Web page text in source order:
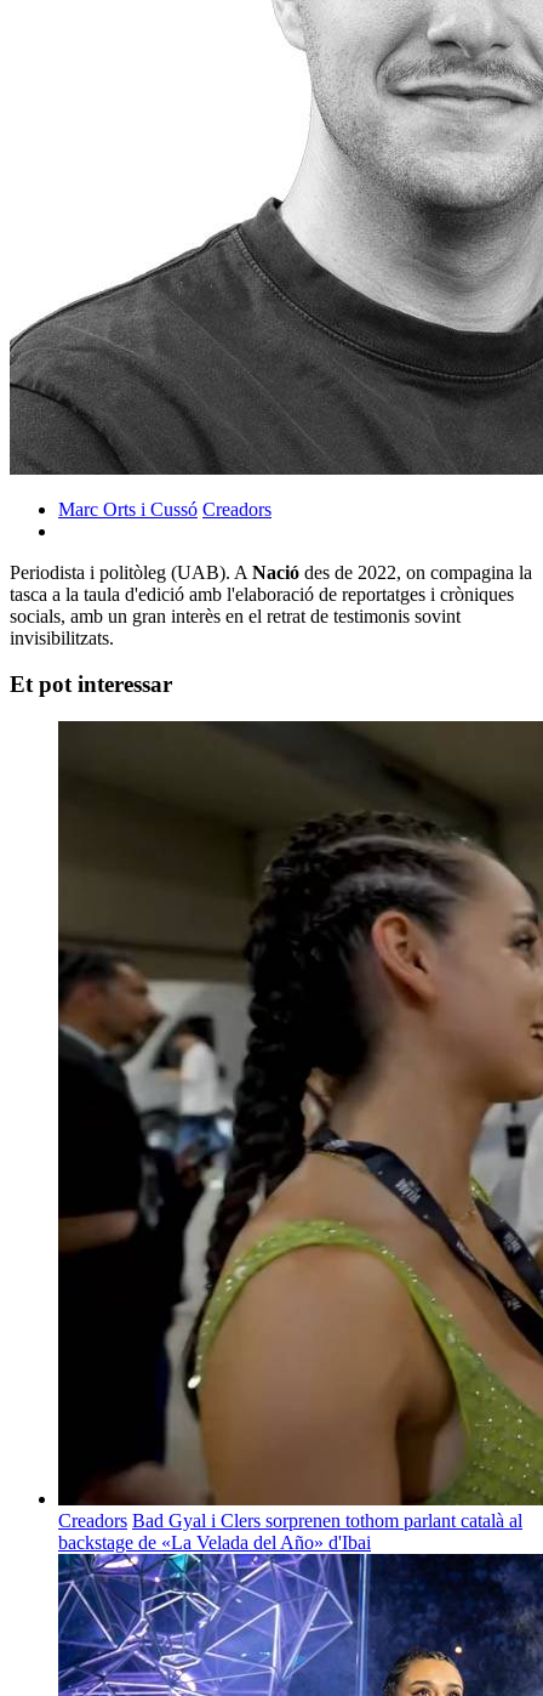
Marc Orts i Cussó Creadors
Periodista i politòleg (UAB). A Nació des de 2022, on compagina la
tasca a la taula d'edició amb l'elaboració de reportatges i cròniques
socials, amb un gran interès en el retrat de testimonis sovint
invisibilitzats.
Et pot interessar
Creadors Bad Gyal i Clers sorprenen tothom parlant català al
backstage de «La Velada del Año» d'Ibai